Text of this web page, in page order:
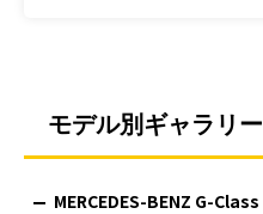
モデル別ギャラリー
MERCEDES-BENZ G-Class